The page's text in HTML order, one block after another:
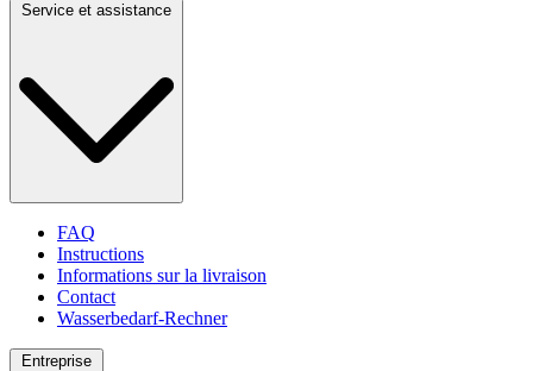
Service et assistance
FAQ
Instructions
Informations sur la livraison
Contact
Wasserbedarf-Rechner
Entreprise